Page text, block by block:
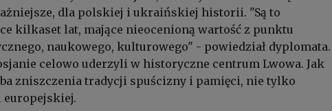
dla polskiej i ukraińskiej historii. "Są to
kilkaset lat, mające nieocenioną wartość z punktu
naukowego, kulturowego" - powiedział dyplomata.
celowo uderzyli w historyczne centrum Lwowa. Jak
zniszczenia tradycji spuścizny i pamięci, nie tylko